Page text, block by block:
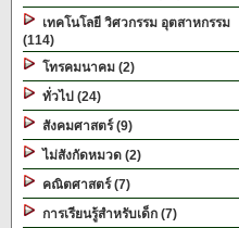
เทคโนโลยี วิศวกรรม อุตสาหกรรม
(114)
โทรคมนาคม (2)
ทั่วไป (24)
สังคมศาสตร์ (9)
ไม่สังกัดหมวด (2)
คณิตศาสตร์ (7)
การเรียนรู้สำหรับเด็ก (7)